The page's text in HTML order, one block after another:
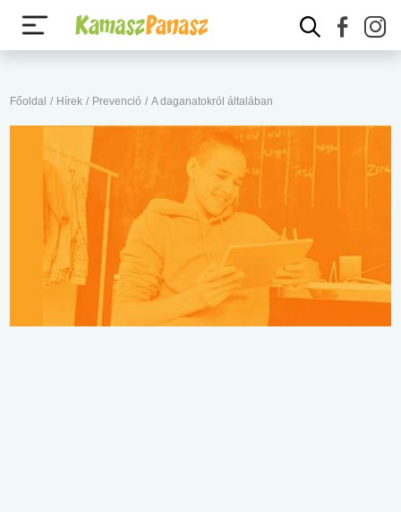
Főoldal / Hírek / Prevenció / A daganatokról általában